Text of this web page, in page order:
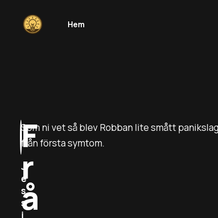
Hem
Som ni vet så blev Robban lite smått
från första symtom.
F
r
å
J
e
s
s
i